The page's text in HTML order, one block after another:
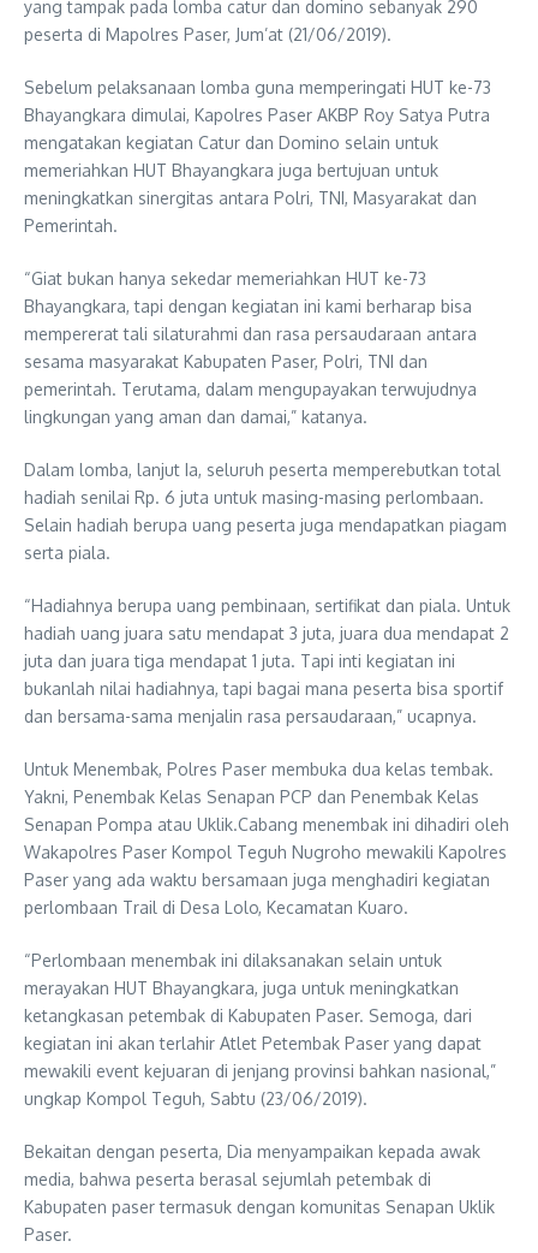
yang tampak pada lomba catur dan domino sebanyak 290
peserta di Mapolres Paser, Jum’at (21/06/2019).
Sebelum pelaksanaan lomba guna memperingati HUT ke-73
Bhayangkara dimulai, Kapolres Paser AKBP Roy Satya Putra
mengatakan kegiatan Catur dan Domino selain untuk
memeriahkan HUT Bhayangkara juga bertujuan untuk
meningkatkan sinergitas antara Polri, TNI, Masyarakat dan
Pemerintah.
“Giat bukan hanya sekedar memeriahkan HUT ke-73
Bhayangkara, tapi dengan kegiatan ini kami berharap bisa
mempererat tali silaturahmi dan rasa persaudaraan antara
sesama masyarakat Kabupaten Paser, Polri, TNI dan
pemerintah. Terutama, dalam mengupayakan terwujudnya
lingkungan yang aman dan damai,” katanya.
Dalam lomba, lanjut Ia, seluruh peserta memperebutkan total
hadiah senilai Rp. 6 juta untuk masing-masing perlombaan.
Selain hadiah berupa uang peserta juga mendapatkan piagam
serta piala.
“Hadiahnya berupa uang pembinaan, sertifikat dan piala. Untuk
hadiah uang juara satu mendapat 3 juta, juara dua mendapat 2
juta dan juara tiga mendapat 1 juta. Tapi inti kegiatan ini
bukanlah nilai hadiahnya, tapi bagai mana peserta bisa sportif
dan bersama-sama menjalin rasa persaudaraan,” ucapnya.
Untuk Menembak, Polres Paser membuka dua kelas tembak.
Yakni, Penembak Kelas Senapan PCP dan Penembak Kelas
Senapan Pompa atau Uklik.Cabang menembak ini dihadiri oleh
Wakapolres Paser Kompol Teguh Nugroho mewakili Kapolres
Paser yang ada waktu bersamaan juga menghadiri kegiatan
perlombaan Trail di Desa Lolo, Kecamatan Kuaro.
“Perlombaan menembak ini dilaksanakan selain untuk
merayakan HUT Bhayangkara, juga untuk meningkatkan
ketangkasan petembak di Kabupaten Paser. Semoga, dari
kegiatan ini akan terlahir Atlet Petembak Paser yang dapat
mewakili event kejuaran di jenjang provinsi bahkan nasional,”
ungkap Kompol Teguh, Sabtu (23/06/2019).
Bekaitan dengan peserta, Dia menyampaikan kepada awak
media, bahwa peserta berasal sejumlah petembak di
Kabupaten paser termasuk dengan komunitas Senapan Uklik
Paser.